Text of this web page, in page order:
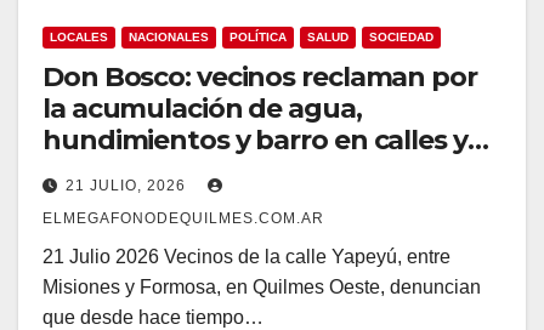
LOCALES NACIONALES POLÍTICA SALUD SOCIEDAD
Don Bosco: vecinos reclaman por
la acumulación de agua,
hundimientos y barro en calles y
veredas.
21 JULIO, 2026
ELMEGAFONODEQUILMES.COM.AR
21 Julio 2026 Vecinos de la calle Yapeyú, entre
Misiones y Formosa, en Quilmes Oeste, denuncian
que desde hace tiempo…